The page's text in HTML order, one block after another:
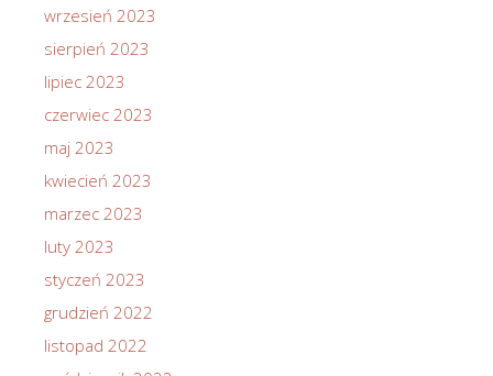
wrzesień 2023
sierpień 2023
lipiec 2023
czerwiec 2023
maj 2023
kwiecień 2023
marzec 2023
luty 2023
styczeń 2023
grudzień 2022
listopad 2022